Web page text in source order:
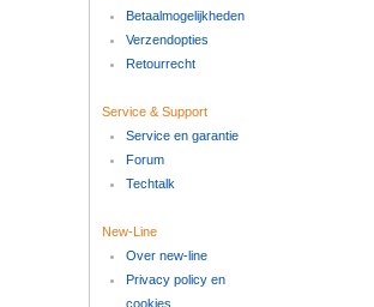
Betaalmogelijkheden
Verzendopties
Retourrecht
Service & Support
Service en garantie
Forum
Techtalk
New-Line
Over new-line
Privacy policy en
cookies